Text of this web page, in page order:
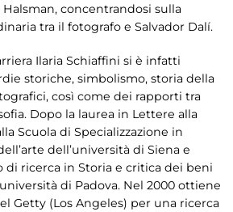
concentrandosi sulla
tra il fotografo e Salvador Dalí.
Ilaria Schiaffini si è infatti
storiche, simbolismo, storia della
così come dei rapporti tra
Dopo la laurea in Lettere alla
Scuola di Specializzazione in
dell’università di Siena e
di ricerca in Storia e critica dei beni
di Padova. Nel 2000 ottiene
Getty (Los Angeles) per una ricerca